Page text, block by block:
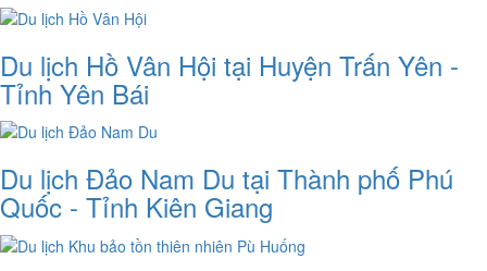
Du lịch Hồ Vân Hội tại Huyện Trấn Yên -
Tỉnh Yên Bái
Du lịch Đảo Nam Du tại Thành phố Phú
Quốc - Tỉnh Kiên Giang